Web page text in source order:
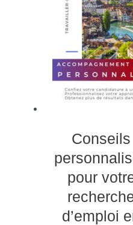
Conseils
pour
d’emploi